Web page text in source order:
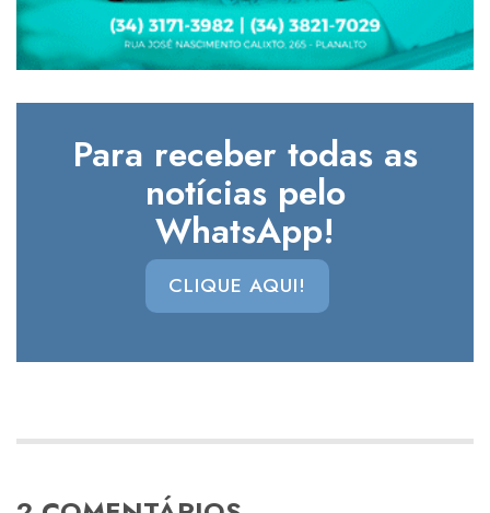
Para receber todas as
notícias pelo
WhatsApp!
CLIQUE AQUI!